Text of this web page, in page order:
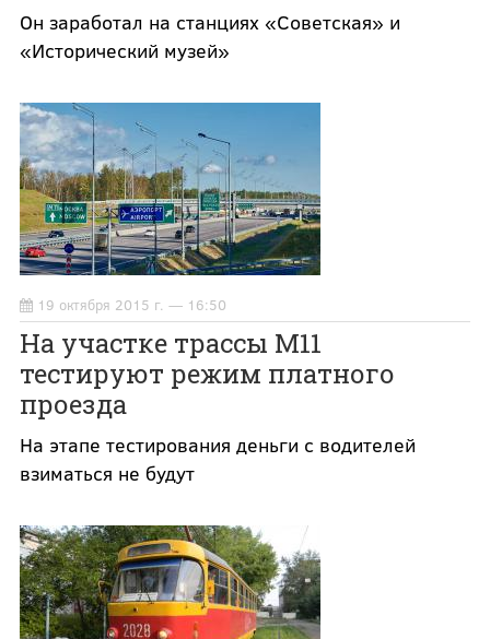
Он заработал на станциях «Советская» и
«Исторический музей»
19 октября 2015 г. — 16:50
На участке трассы М11
тестируют режим платного
проезда
На этапе тестирования деньги с водителей
взиматься не будут